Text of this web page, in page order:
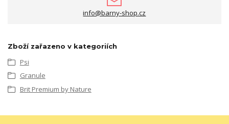
info@barny-shop.cz
Zboží zařazeno v kategoriích
Psi
Granule
Brit Premium by Nature